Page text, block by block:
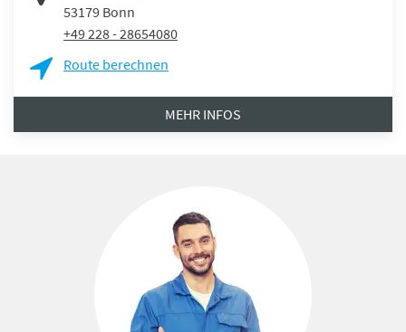
53179 Bonn
+49 228 - 28654080
Route berechnen
MEHR INFOS